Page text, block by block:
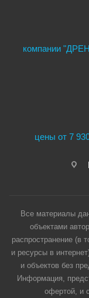
Все материалы
объектами
распространение (в
и ресурсы в
и объектов без
Информация,
офертой, и